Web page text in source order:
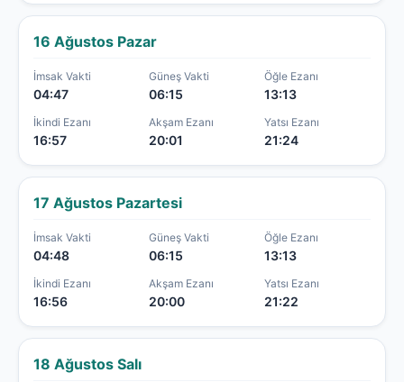
16 Ağustos Pazar
İmsak Vakti
04:47
Güneş Vakti
06:15
Öğle Ezanı
13:13
İkindi Ezanı
16:57
Akşam Ezanı
20:01
Yatsı Ezanı
21:24
17 Ağustos Pazartesi
İmsak Vakti
04:48
Güneş Vakti
06:15
Öğle Ezanı
13:13
İkindi Ezanı
16:56
Akşam Ezanı
20:00
Yatsı Ezanı
21:22
18 Ağustos Salı